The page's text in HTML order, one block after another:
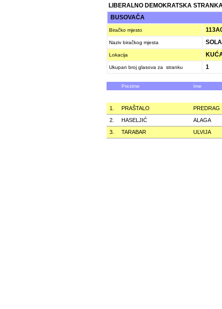
LIBERALNO DEMOKRATSKA
BUSOVAČA
Biračko mjesto
Naziv biračkog mjesta
Lokacija
Ukupan broj glasova za stranku 1
Prezime Ime
1. PRAŠTALO
PREDRAG
2.
HASELJIĆ
ALAGA
3.
TARABAR ULVIJA